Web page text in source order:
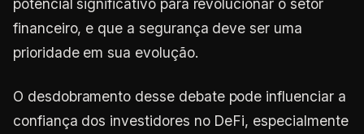
potencial significativo para revolucionar o setor
financeiro, e que a segurança deve ser uma
prioridade em sua evolução.
O desdobramento desse debate pode influenciar a
confiança dos investidores no DeFi, especialmente